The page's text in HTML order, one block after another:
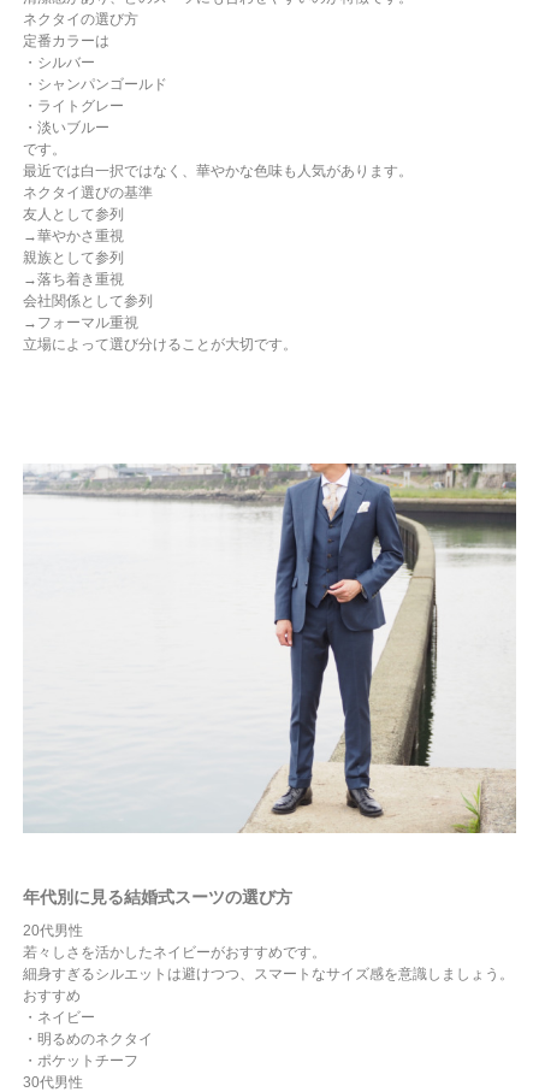
ネクタイの選び方
定番カラーは
・シルバー
・シャンパンゴールド
・ライトグレー
・淡いブルー
です。
最近では白一択ではなく、華やかな色味も人気があります。
ネクタイ選びの基準
友人として参列
→華やかさ重視
親族として参列
→落ち着き重視
会社関係として参列
→フォーマル重視
立場によって選び分けることが大切です。
年代別に見る結婚式スーツの選び方
20代男性
若々しさを活かしたネイビーがおすすめです。
細身すぎるシルエットは避けつつ、スマートなサイズ感を意識しましょう。
おすすめ
・ネイビー
・明るめのネクタイ
・ポケットチーフ
30代男性